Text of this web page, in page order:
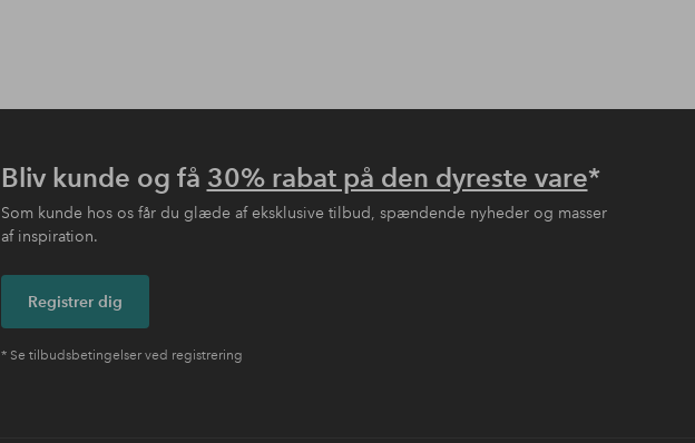
Bliv kunde og få 30% rabat på den dyreste vare*
Som kunde hos os får du glæde af eksklusive tilbud, spændende nyheder og masser
af inspiration.
Registrer dig
* Se tilbudsbetingelser ved registrering